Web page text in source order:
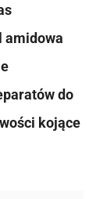
amidowa
do
kojące